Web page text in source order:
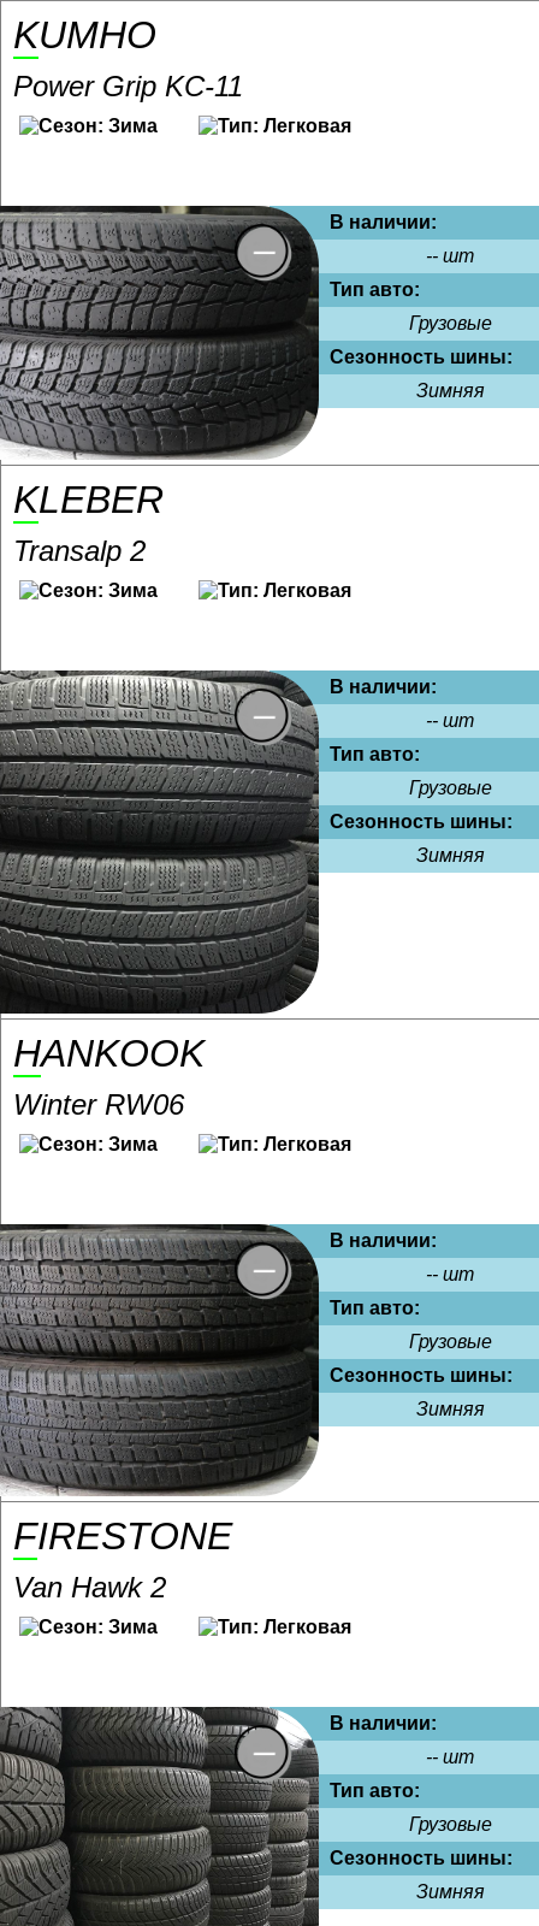
KUMHO
Power Grip KC-11
В наличии:
-- шт
Тип авто:
Грузовые
Сезонность шины:
Зимняя
KLEBER
Transalp 2
В наличии:
-- шт
Тип авто:
Грузовые
Сезонность шины:
Зимняя
HANKOOK
Winter RW06
В наличии:
-- шт
Тип авто:
Грузовые
Сезонность шины:
Зимняя
FIRESTONE
Van Hawk 2
В наличии:
-- шт
Тип авто:
Грузовые
Сезонность шины:
Зимняя